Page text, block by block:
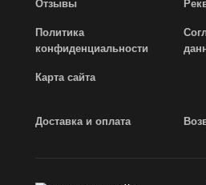
Отзывы
Политика
конфиденциальности
Карта сайта
Доставка и оплата